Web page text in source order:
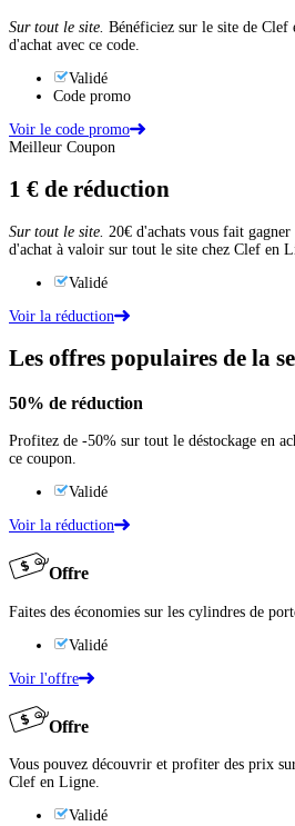
Sur tout le site. Bénéficiez sur le site de Clef
d'achat avec ce code.
Validé
Code promo
Voir le code promo
Meilleur Coupon
1 € de réduction
Sur tout le site. 20€ d'achats vous fait
d'achat à valoir sur tout le site chez Clef en
Validé
Voir la réduction
Les offres populaires de la
50% de réduction
Profitez de -50% sur tout le déstockage en
ce coupon.
Validé
Voir la réduction
Offre
Faites des économies sur les cylindres de
Validé
Voir l'offre
Offre
Vous pouvez découvrir et profiter des prix
Clef en Ligne.
Validé